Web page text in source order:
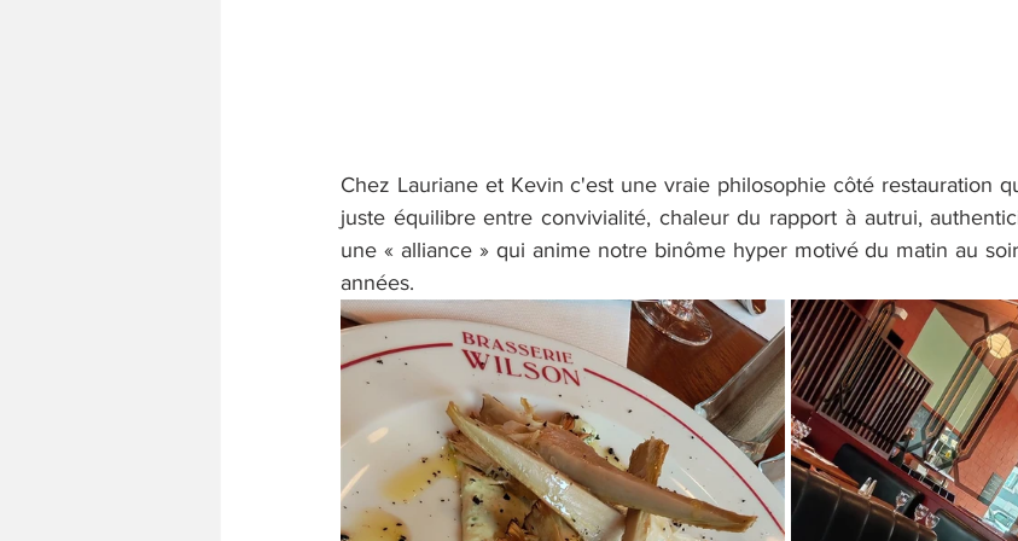
Chez Lauriane et Kevin c'est une vraie philosophie côté restauration
juste équilibre entre convivialité, chaleur du rapport à autrui,
une « alliance » qui anime notre binôme hyper motivé du matin au
années.